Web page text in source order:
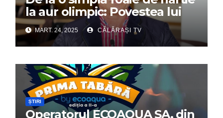
la aur olimpic: Povestea lui
Dumitru Chirilă
MART. 24, 2025 CĂLĂRAȘI TV
ȘTIRI
Operatorul ECOAQUA SA, din